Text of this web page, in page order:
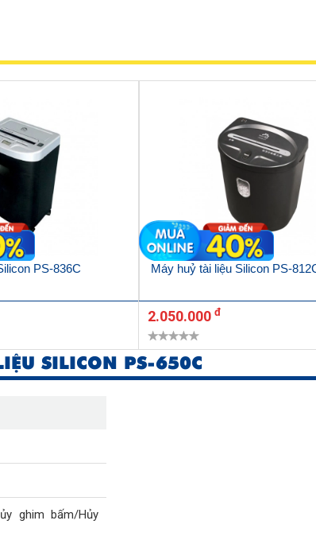
PS-836C Máy huỷ tài liệu Silicon PS-
2.050.000 đ
SILICON PS-650C
ghim bấm/Hủy